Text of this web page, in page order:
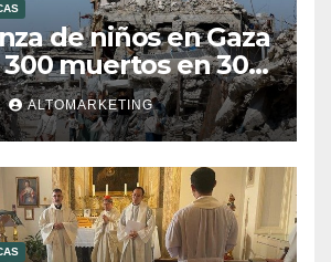
de niños en Gaza
300 muertos en 300
ALTOMARKETING